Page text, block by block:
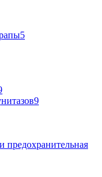
5
9
предохранительная